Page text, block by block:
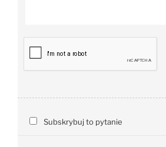
Subskrybuj to pytanie